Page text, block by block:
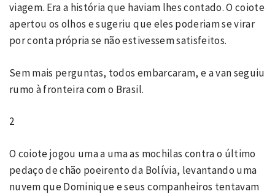
viagem. Era a história que haviam lhes contado. O coiote
apertou os olhos e sugeriu que eles poderiam se virar
por conta própria se não estivessem satisfeitos.
Sem mais perguntas, todos embarcaram, e a van seguiu
rumo à fronteira com o Brasil.
2
O coiote jogou uma a uma as mochilas contra o último
pedaço de chão poeirento da Bolívia, levantando uma
nuvem que Dominique e seus companheiros tentavam